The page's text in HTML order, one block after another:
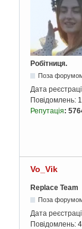
Робітниця.
Поза
Дата
Повідомлень:
Репутація:
Vo_Vik
Replace Team
Поза
Дата
Повідомлень: